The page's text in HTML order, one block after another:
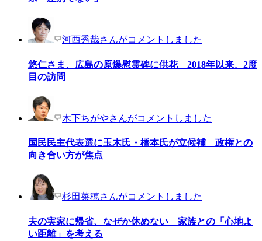
河西秀哉さんがコメントしました
悠仁さま、広島の原爆慰霊碑に供花 2018年以来、2度
目の訪問
木下ちがやさんがコメントしました
国民民主代表選に玉木氏・橋本氏が立候補 政権との
向き合い方が焦点
杉田菜穂さんがコメントしました
夫の実家に帰省、なぜか休めない 家族との「心地よ
い距離」を考える